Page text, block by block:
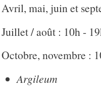
Avril, mai, juin et
Juillet / août : 10h -
Octobre, novembre :
Argileum